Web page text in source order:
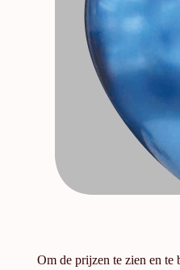
Om de prijzen te zien en te